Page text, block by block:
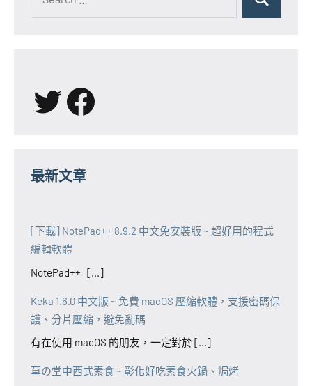
for:
Search
X Facebook
最新文章
[下載] NotePad++ 8.9.2 中文免安裝版 ~ 超好用的程式
編輯軟體
NotePad++ [...]
Keka 1.6.0 中文版 ~ 免費 macOS 壓縮軟體，支援密碼保
護、分片壓縮，避免亂碼
有在使用 macOS 的朋友，一定對於 [...]
草の堂中西式素食 ~ 彰化好吃素食火鍋、焗烤